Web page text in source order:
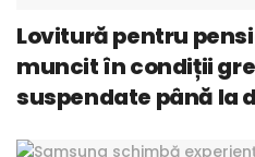
Lovitură pentru
muncit în condiții
suspendate până la